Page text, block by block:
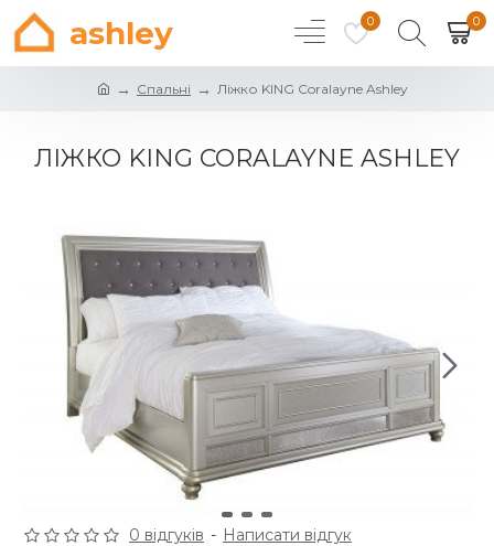
ashley 0 0
Спальні Ліжко KING Coralayne Ashley
ЛІЖКО KING CORALAYNE ASHLEY
0 відгуків - Написати відгук